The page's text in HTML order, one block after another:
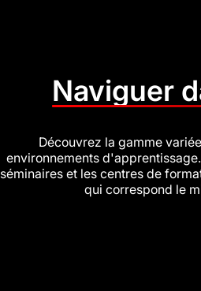
Naviguer
Découvrez la gamme
environnements
séminaires et les centres de
qui correspond le